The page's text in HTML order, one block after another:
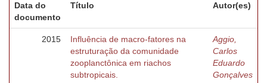
Data do
documento
Título Autor(es)
2015
Influência de macro-fatores na
estruturação da comunidade
zooplanctônica em riachos
subtropicais.
Aggio,
Carlos
Eduardo
Gonçalves